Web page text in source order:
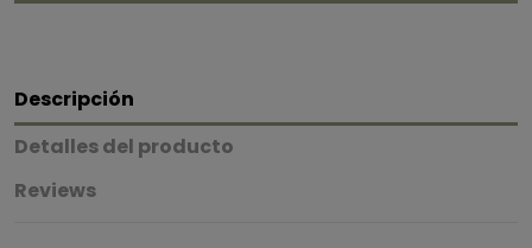
Descripción
Detalles del producto
Reviews